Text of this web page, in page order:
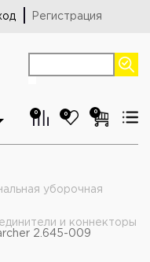
Регистрация
0 0 0
уборочная
и коннекторы
2.645-009